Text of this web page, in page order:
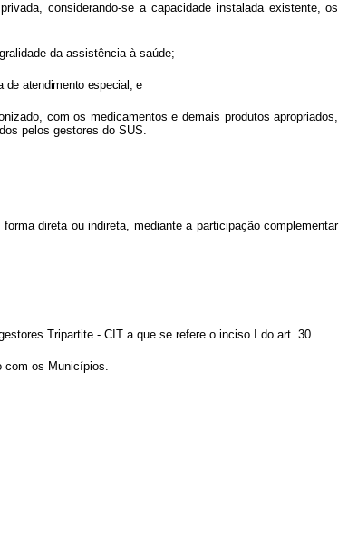
considerando-se a capacidade instalada existente, os
da assistência à saúde;
de atendimento especial; e
com os medicamentos e demais produtos apropriados,
pelos gestores do SUS.
direta ou indireta, mediante a participação complementar
Tripartite - CIT a que se refere o inciso I do art. 30.
com os Municípios.